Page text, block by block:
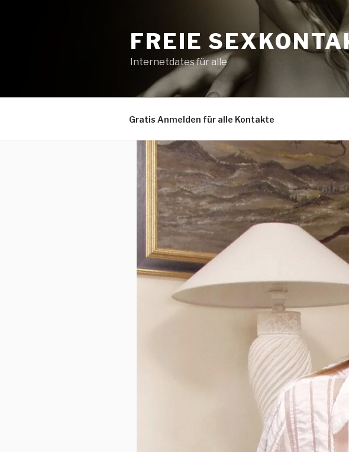
FREIE
Internetdates für alle
Gratis Anmelden für alle Kontakte